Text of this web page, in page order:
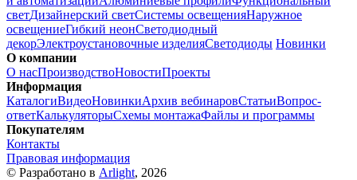
светДизайнерский светСистемы освещенияНаружное
освещениеГибкий неонСветодиодный
декорЭлектроустановочные изделияСветодиоды Новинки
О компании
О насПроизводствоНовостиПроекты
Информация
КаталогиВидеоНовинкиАрхив вебинаровСтатьиВопрос-
ответКалькуляторыСхемы монтажаФайлы и программы
Покупателям
Контакты
Правовая информация
© Разработано в Arlight, 2026